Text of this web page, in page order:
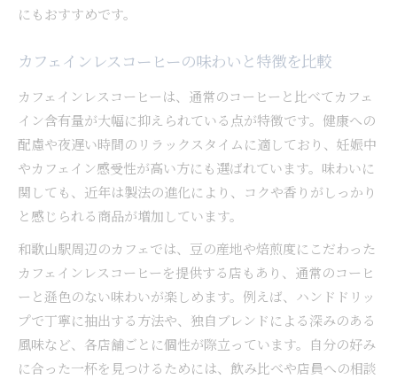
にもおすすめです。
カフェインレスコーヒーの味わいと特徴を比較
カフェインレスコーヒーは、通常のコーヒーと比べてカフェ
イン含有量が大幅に抑えられている点が特徴です。健康への
配慮や夜遅い時間のリラックスタイムに適しており、妊娠中
やカフェイン感受性が高い方にも選ばれています。味わいに
関しても、近年は製法の進化により、コクや香りがしっかり
と感じられる商品が増加しています。
和歌山駅周辺のカフェでは、豆の産地や焙煎度にこだわった
カフェインレスコーヒーを提供する店もあり、通常のコーヒ
ーと遜色のない味わいが楽しめます。例えば、ハンドドリッ
プで丁寧に抽出する方法や、独自ブレンドによる深みのある
風味など、各店舗ごとに個性が際立っています。自分の好み
に合った一杯を見つけるためには、飲み比べや店員への相談